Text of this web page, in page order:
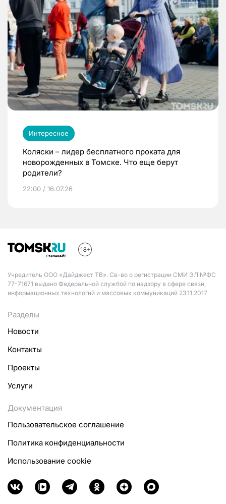
Интересное
Коляски – лидер бесплатного проката для
новорожденных в Томске. Что еще берут
родители?
22:00 / 16.07.26
Учредитель ООО «Дайджест ТВ». Св-во о регистрации СМИ ЭЛ №ФС
77-71671 выдано Федеральной службой по надзору в сфере связи,
информационных технологий и массовых коммуникаций 23.11.2017
Разделы
Новости
Контакты
Проекты
Услуги
Документация
Пользовательское соглашение
Политика конфиденциальности
Использование cookie